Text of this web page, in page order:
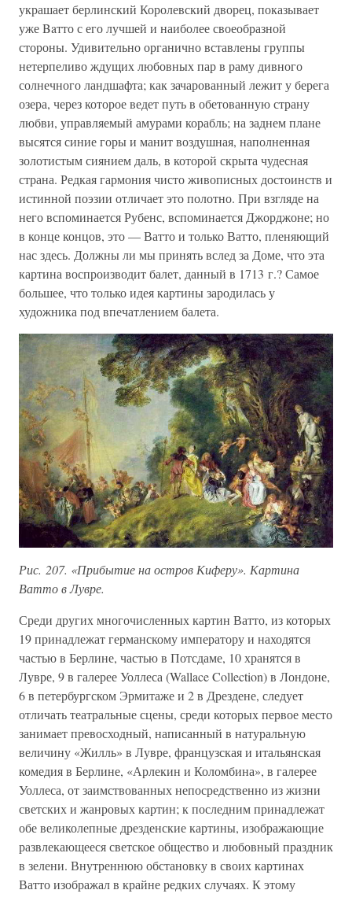
украшает берлинский Королевский дворец, показывает
уже Baтто с его лучшей и наиболее своеобразной
стороны. Удивительно органично вставлены группы
нетерпеливо ждущих любовных пар в раму дивного
солнечного ландшафта; как зачарованный лежит у берега
озера, через которое ведет путь в обетованную страну
любви, управляемый амурами корабль; на заднем плане
высятся синие горы и манит воздушная, наполненная
золотистым сиянием даль, в которой скрыта чудесная
страна. Редкая гармония чисто живописных достоинств и
истинной поэзии отличает это полотно. При взгляде на
него вспоминается Рубенс, вспоминается Джорджоне; но
в конце концов, это — Ватто и только Ватто, пленяющий
нас здесь. Должны ли мы принять вслед за Доме, что эта
картина воспроизводит балет, данный в 1713 г.? Самое
большее, что только идея картины зародилась у
художника под впечатлением балета.
Рис. 207. «Прибытие на остров Киферу». Картина
Ватто в Лувре.
Среди других многочисленных картин Ватто, из которых
19 принадлежат германскому императору и находятся
частью в Берлине, частью в Потсдаме, 10 хранятся в
Лувре, 9 в галерее Уоллеса (Wallace Collection) в Лондоне,
6 в петербургском Эрмитаже и 2 в Дрездене, следует
отличать театральные сцены, среди которых первое место
занимает превосходный, написанный в натуральную
величину «Жилль» в Лувре, французская и итальянская
комедия в Берлине, «Арлекин и Коломбина», в галерее
Уоллеса, от заимствованных непосредственно из жизни
светских и жанровых картин; к последним принадлежат
обе великолепные дрезденские картины, изображающие
развлекающееся светское общество и любовный праздник
в зелени. Внутреннюю обстановку в своих картинах
Ватто изображал в крайне редких случаях. К этому